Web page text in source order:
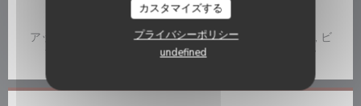
カスタマイズする
プライバシーポリシー
undefined
ご利用可能なお支払い方法
アップルペイ, タッチ決済 クレジットカード, アメックス, ビ
ザ, ユーロカード /マスターカード, 現金, カルトブルー